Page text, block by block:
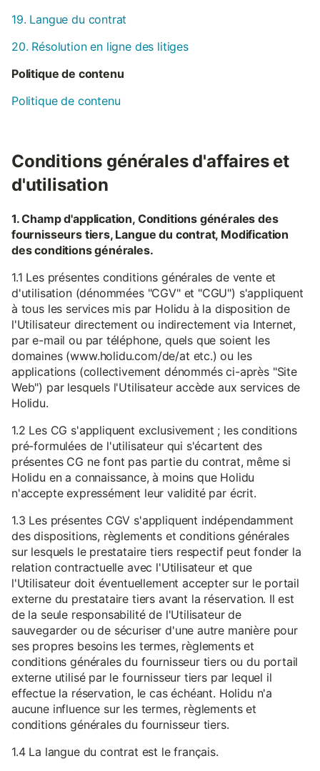
19. Langue du contrat
20. Résolution en ligne des litiges
Politique de contenu
Politique de contenu
Conditions générales d'affaires et
d'utilisation
1. Champ d'application, Conditions générales des
fournisseurs tiers, Langue du contrat, Modification
des conditions générales.
1.1 Les présentes conditions générales de vente et
d'utilisation (dénommées "CGV" et "CGU") s'appliquent
à tous les services mis par Holidu à la disposition de
l'Utilisateur directement ou indirectement via Internet,
par e-mail ou par téléphone, quels que soient les
domaines (www.holidu.com/de/at etc.) ou les
applications (collectivement dénommés ci-après "Site
Web") par lesquels l'Utilisateur accède aux services de
Holidu.
1.2 Les CG s'appliquent exclusivement ; les conditions
pré-formulées de l'utilisateur qui s'écartent des
présentes CG ne font pas partie du contrat, même si
Holidu en a connaissance, à moins que Holidu
n'accepte expressément leur validité par écrit.
1.3 Les présentes CGV s'appliquent indépendamment
des dispositions, règlements et conditions générales
sur lesquels le prestataire tiers respectif peut fonder la
relation contractuelle avec l'Utilisateur et que
l'Utilisateur doit éventuellement accepter sur le portail
externe du prestataire tiers avant la réservation. Il est
de la seule responsabilité de l'Utilisateur de
sauvegarder ou de sécuriser d'une autre manière pour
ses propres besoins les termes, règlements et
conditions générales du fournisseur tiers ou du portail
externe utilisé par le fournisseur tiers par lequel il
effectue la réservation, le cas échéant. Holidu n'a
aucune influence sur les termes, règlements et
conditions générales du fournisseur tiers.
1.4 La langue du contrat est le français.